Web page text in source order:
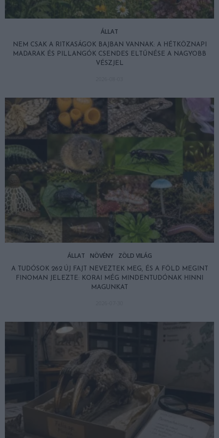
ÁLLAT
NEM CSAK A RITKASÁGOK BAJBAN VANNAK: A HÉTKÖZNAPI
MADARAK ÉS PILLANGÓK CSENDES ELTŰNÉSE A NAGYOBB
VÉSZJEL
ÁLLAT NÖVÉNY ZÖLD VILÁG
A TUDÓSOK 262 ÚJ FAJT NEVEZTEK MEG, ÉS A FÖLD MEGINT
FINOMAN JELEZTE: KORAI MÉG MINDENTUDÓNAK HINNI
MAGUNKAT